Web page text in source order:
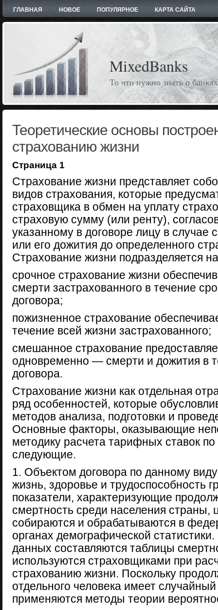
ГЛАВНАЯ НОВОЕ ПОПУЛЯРНОЕ КАРТА САЙТА
MixedBanks
То что нужно знать о банках
Теоретические основы
страхованию жизни
Страница 1
Страхование жизни представляет
видов страхования, которые
страховщика в обмен на уплату
страховую сумму (или ренту),
указанному в договоре лицу в случае
или его дожития до определенного
Страхование жизни подразделяется
срочное страхование жизни
смерти застрахованного в течение
договора;
пожизненное страхование
течение всей жизни застрахованного;
смешанное страхование
одновременно — смерти и дожития в
договора.
Страхование жизни как отдельная
ряд особенностей, которые
методов анализа, подготовки и
Основные факторы, оказывающие
методику расчета тарифных ставок
следующие.
1. Объектом договора по данному
жизнь, здоровье и трудоспособность
показатели, характеризующие
смертность среди населения страны,
собираются и обрабатываются в
органах демографической
данных составляются таблицы
используются страховщиками при
страхованию жизни. Поскольку
отдельного человека имеет
применяются методы теории